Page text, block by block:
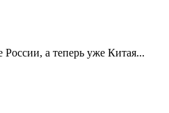
а теперь уже Китая...